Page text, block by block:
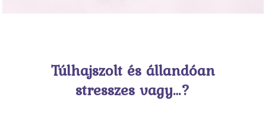
Túlhajszolt és állandóan
stresszes vagy…?